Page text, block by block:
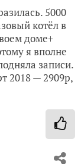
5000
котёл в
доме+
я вполне
записи.
2018 — 2909р,